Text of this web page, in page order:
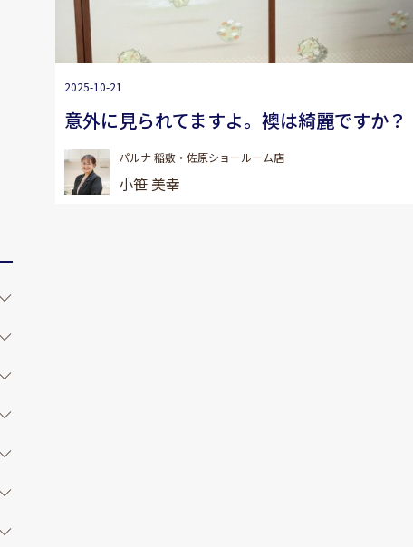
2025-10-21
意外に見られてますよ。襖は綺麗ですか？
パルナ 稲敷・佐原ショールーム店
小笹 美幸